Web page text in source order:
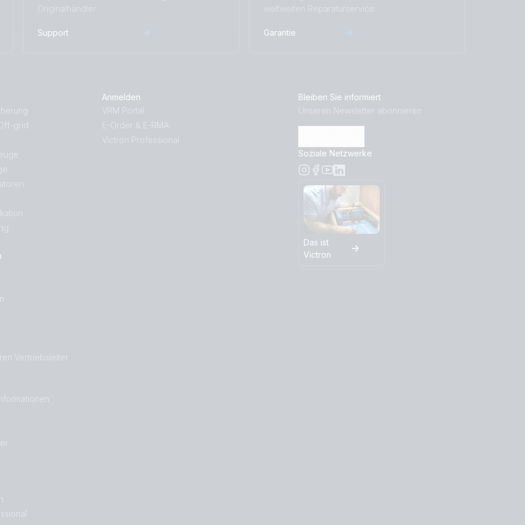
Originalhändler.
Support
weltweiten Reparaturservice.
Garantie
grid
Vertriebsleiter
Anmelden
VRM Portal
E-Order & E-RMA
Victron Professional
Bleiben Sie informiert
Unseren Newsletter abonnieren
Soziale Netzwerke
Das ist
Victron